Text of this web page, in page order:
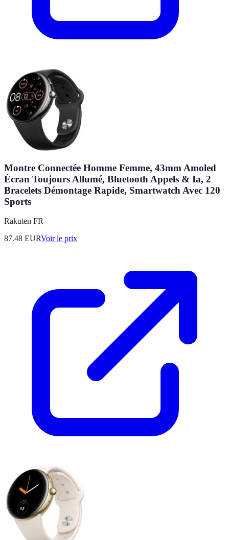
Montre Connectée Homme Femme, 43mm Amoled
Écran Toujours Allumé, Bluetooth Appels & Ia, 2
Bracelets Démontage Rapide, Smartwatch Avec 120
Sports
Rakuten FR
87.48 EURVoir le prix